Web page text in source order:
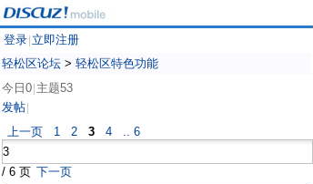
登录 立即注册
轻松区论坛 > 轻松区特色功能
今日0 主题53
发帖
上一页 1 2 3 4 .. 6
/ 6 页 下一页